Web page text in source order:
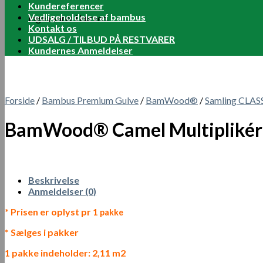
Ingen varer i kurven.
Kundereferencer
Vedligeholdelse af bambus
Kontakt os
UDSALG / TILBUD PÅ RESTVARER
Kundernes Anmeldelser
Forside / Bambus Premium Gulve / BamWood® /Samling
BamWood® Camel Multiplikér
Beskrivelse
Anmeldelser (0)
* Prisen er oplyst pr 1 pakke
* Sælges i pakker
1 pakke indeholder: 2,11 m2